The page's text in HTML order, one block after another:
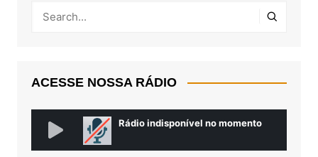
ACESSE NOSSA RÁDIO